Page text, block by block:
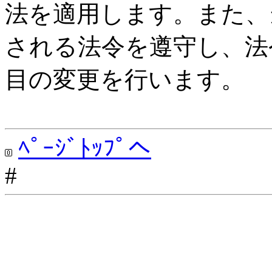
法を適用します。また
される法令を遵守し、
目の変更を行います。
ﾍﾟｰｼﾞﾄｯﾌﾟへ
#